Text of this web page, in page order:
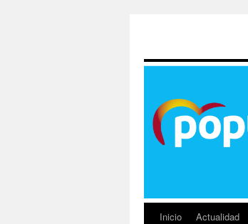
Inicio Actualidad